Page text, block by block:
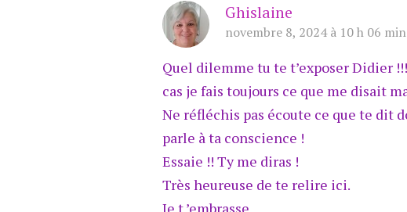
Ghislaine
novembre 8, 2024 à 10 h 06 min
Quel dilemme tu te t’exposer Didier
cas je fais toujours ce que me disait
Ne réfléchis pas écoute ce que te dit
parle à ta conscience !
Essaie !! Ty me diras !
Très heureuse de te relire ici.
Je t ’embrasse